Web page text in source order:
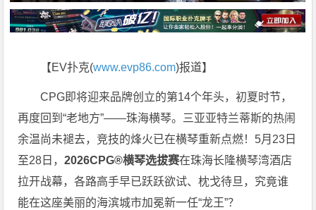
【EV扑克(www.evp86.com)报道】
CPG即将迎来品牌创立的第14个年头，初夏时节，
再度回到“老地方”——珠海横琴。三亚亚特兰蒂斯的热闹
余温尚未褪去，竞技的烽火已在横琴重新点燃！5月23日
至28日，2026CPG®横琴选拔赛在珠海长隆横琴湾酒店
拉开战幕，各路高手早已跃跃欲试、枕戈待旦，究竟谁
能在这座美丽的海滨城市加冕新一任“龙王”？